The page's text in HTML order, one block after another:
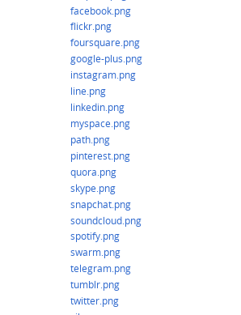
facebook.png
flickr.png
foursquare.png
google-plus.png
instagram.png
line.png
linkedin.png
myspace.png
path.png
pinterest.png
quora.png
skype.png
snapchat.png
soundcloud.png
spotify.png
swarm.png
telegram.png
tumblr.png
twitter.png